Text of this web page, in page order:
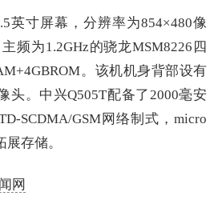
英寸屏幕，分辨率为854×480像
频为1.2GHz的骁龙MSM8226四
。该机机身背部设有
头。中兴Q505T配备了2000毫安
SCDMA/GSM网络制式，micro
存储。
网